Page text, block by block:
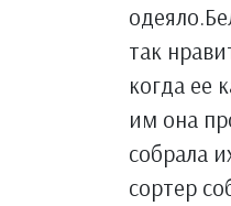
так
когда ее
им она
собрала
сортер